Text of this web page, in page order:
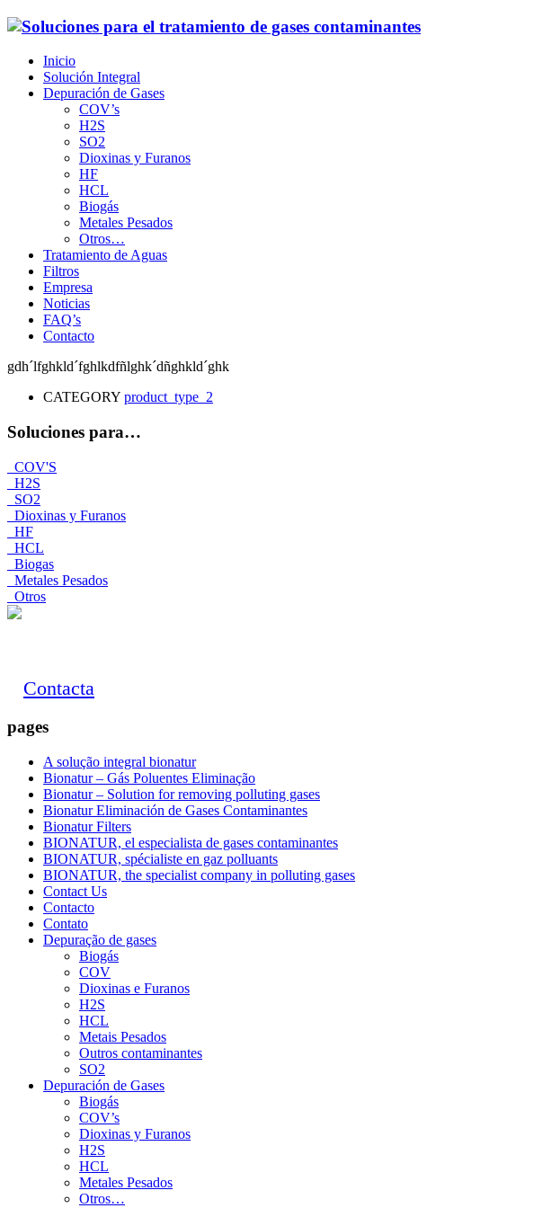
Inicio
Solución Integral
Depuración de Gases
COV’s
H2S
SO2
Dioxinas y Furanos
HF
HCL
Biogás
Metales Pesados
Otros…
Tratamiento de Aguas
Filtros
Empresa
Noticias
FAQ’s
Contacto
gdh´lfghkld´fghlkdfñlghk´dñghkld´ghk
CATEGORY product_type_2
Soluciones para…
COV'S
H2S
SO2
Dioxinas y Furanos
HF
HCL
Biogas
Metales Pesados
Otros
Contacta
pages
A solução integral bionatur
Bionatur – Gás Poluentes Eliminação
Bionatur – Solution for removing polluting gases
Bionatur Eliminación de Gases Contaminantes
Bionatur Filters
BIONATUR, el especialista de gases contaminantes
BIONATUR, spécialiste en gaz polluants
BIONATUR, the specialist company in polluting gases
Contact Us
Contacto
Contato
Depuração de gases
Biogás
COV
Dioxinas e Furanos
H2S
HCL
Metais Pesados
Outros contaminantes
SO2
Depuración de Gases
Biogás
COV’s
Dioxinas y Furanos
H2S
HCL
Metales Pesados
Otros…